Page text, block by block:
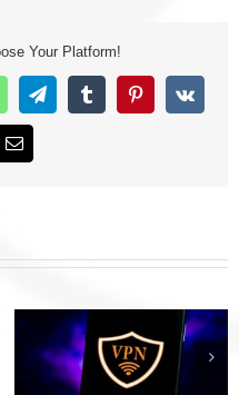
Your Platform!
TelegramTumblrPinterest
Vk
Email
Tải Windows 11